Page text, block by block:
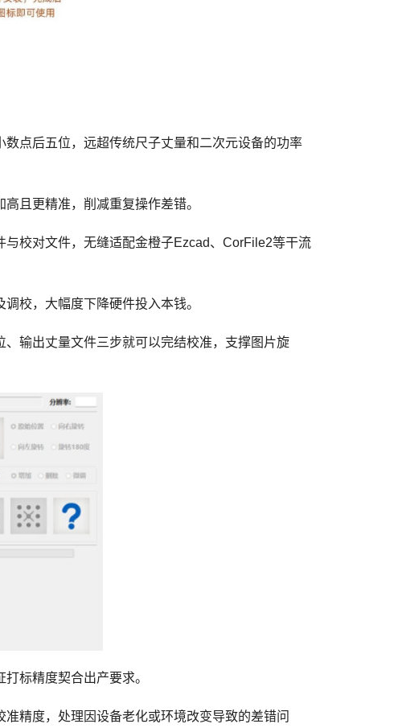
点后五位，远超传统尺子丈量和二次元设备的功率
且更精准，削减重复操作差错。
校对文件，无缝适配金橙子Ezcad、CorFile2等干流
校，大幅度下降硬件投入本钱。
输出丈量文件三步就可以完结校准，支撑图片旋
标精度契合出产要求。
精度，处理因设备老化或环境改变导致的差错问